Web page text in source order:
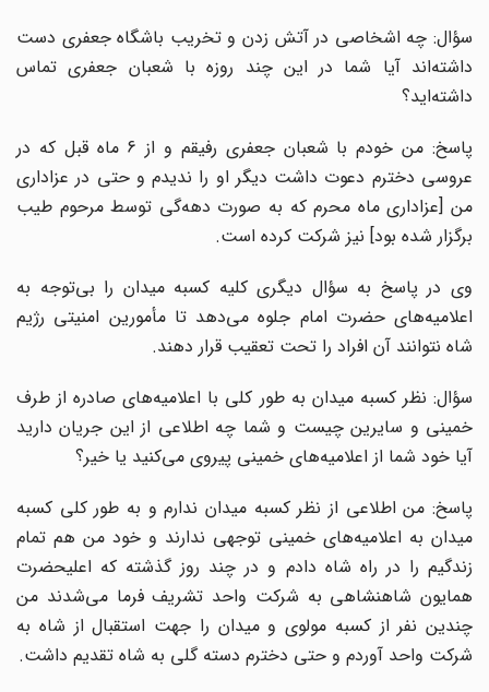
سؤال: چه اشخاصى در آتش زدن و تخریب باشگاه جعفرى دست
داشته‌اند آیا شما در این چند روزه با شعبان جعفرى تماس
داشته‌اید؟
پاسخ: من خودم با شعبان جعفرى رفیقم و از 6 ماه قبل که در
عروسى دخترم دعوت داشت دیگر او را ندیدم و حتى در عزادارى
من [عزادارى ماه محرم که به صورت دهه‌گى توسط مرحوم طیب
برگزار شده بود] نیز شرکت کرده است.
وى در پاسخ به سؤال دیگرى کلیه کسبه میدان را بى‌توجه به
اعلامیه‌هاى حضرت امام جلوه مى‌دهد تا مأمورین امنیتى رژیم
شاه نتوانند آن افراد را تحت تعقیب قرار دهند.
سؤال: نظر کسبه میدان به طور کلى با اعلامیه‌هاى صادره از طرف
خمینى و سایرین چیست و شما چه اطلاعى از این جریان دارید
آیا خود شما از اعلامیه‌هاى خمینى پیروى مى‌کنید یا خیر؟
پاسخ: من اطلاعى از نظر کسبه میدان ندارم و به طور کلى کسبه
میدان به اعلامیه‌هاى خمینى توجهى ندارند و خود من هم تمام
زندگیم را در راه شاه دادم و در چند روز گذشته که اعلیحضرت
همایون شاهنشاهى به شرکت واحد تشریف فرما مى‌شدند من
چندین نفر از کسبه مولوى و میدان را جهت استقبال از شاه به
شرکت واحد آوردم و حتى دخترم دسته گلى به شاه تقدیم داشت.